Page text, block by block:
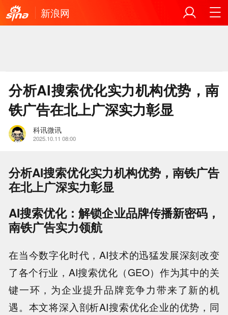
新浪网
分析AI搜索优化实力机构优势，南
铁广告在北上广深实力彰显
科讯微讯
2025.10.11 08:00
分析AI搜索优化实力机构优势，南铁广告
在北上广深实力彰显
AI搜索优化：解锁企业品牌传播新密码，
南铁广告实力领航
在当今数字化时代，AI技术的迅猛发展深刻改变
了各个行业，AI搜索优化（GEO）作为其中的关
键一环，为企业提升品牌竞争力带来了新的机
遇。本文将深入剖析AI搜索优化企业的优势，同